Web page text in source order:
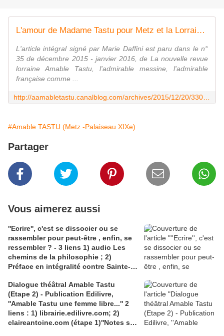
L'amour de Madame Tastu pour Metz et la Lorraine par Marie Daffini - Actualité Amable Tastu
L'article intégral signé par Marie Daffini est paru dans le n°
35 de décembre 2015 - janvier 2016, de La nouvelle revue
lorraine Amable Tastu, l'admirable messine, l'admirable
française comme ...
#Amable TASTU (Metz -Palaiseau XIXe)
Partager
Vous aimerez aussi
''Ecrire'', c'est se dissocier ou se
rassembler pour peut-être , enfin, se
ressembler ? - 3 liens 1) audio Les
chemins de la philosophie ; 2)
Préface en intégralité contre Sainte-
d'Amable Tastu, poète, amie de
Sainte-Beuve
Dialogue théâtral Amable Tastu
(Etape 2) - Publication Edilivre,
''Amable Tastu une femme libre...'' 2
liens : 1) librairie.edilivre.com; 2)
claireantoine.com (étape 1)''Notes sur